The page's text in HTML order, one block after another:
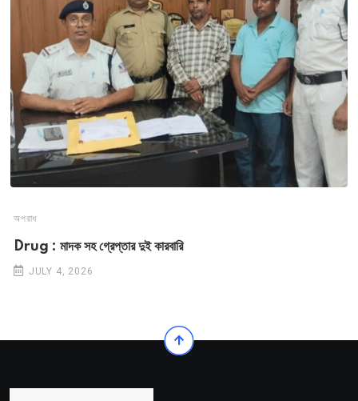
অপরাধ
Drug : মাদক সহ গ্রেপ্তার দুই কারবারি
JULY 4, 2026